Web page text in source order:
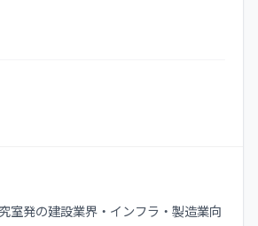
室発の建設業界・インフラ・製造業向